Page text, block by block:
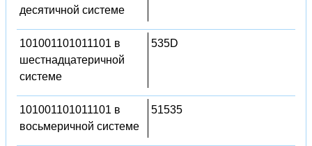
десятичной системе
101001101011101 в
шестнадцатеричной
системе
535D
101001101011101 в
восьмеричной системе
51535